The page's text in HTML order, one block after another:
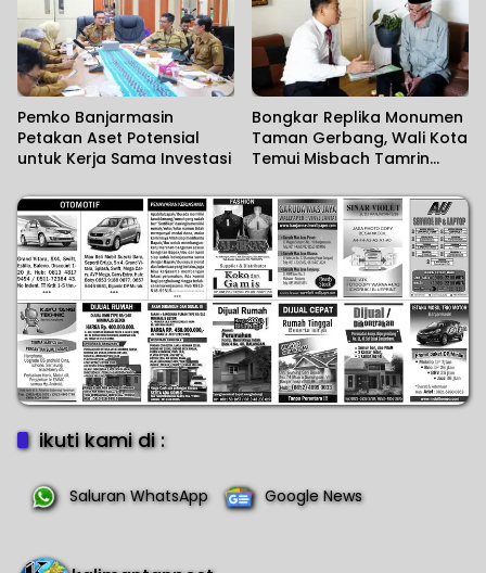
Pemko Banjarmasin
Petakan Aset Potensial
untuk Kerja Sama Investasi
Bongkar Replika Monumen
Taman Gerbang, Wali Kota
Temui Misbach Tamrin
Maaf
ikuti kami di :
Saluran WhatsApp Google News